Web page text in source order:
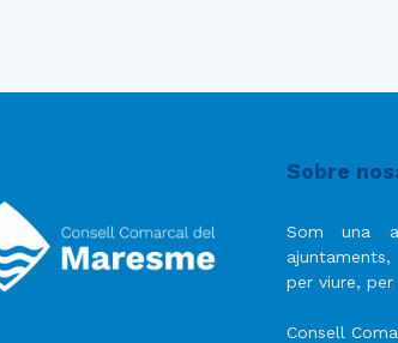
Sobre
Som una
per viure,
Consell